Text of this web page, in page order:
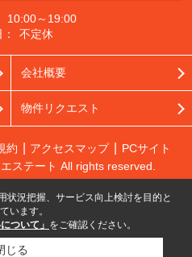
10:00～19:00
不定休
会社概要
物件リクエスト
約 アクセスマップ
PCサイト
ステート All rights reserved.
状況把握、サービス向上検討を目的と
います。
ついて」 をご確認ください。
じる